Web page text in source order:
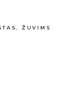
, ŽUVIMS